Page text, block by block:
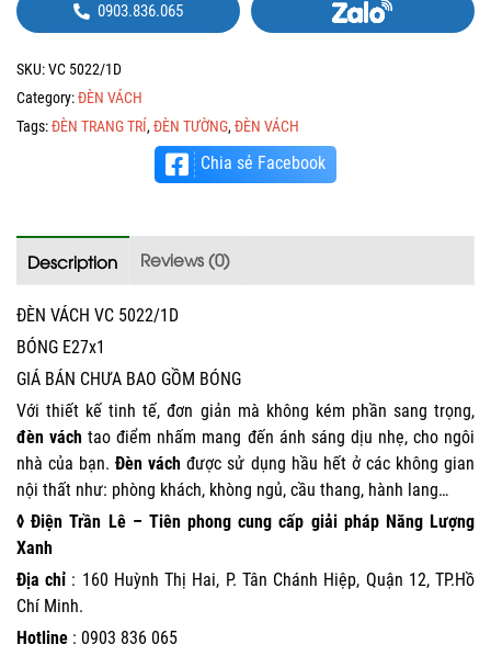
0903.836.065
SKU:VC 5022/1D
Category:ĐÈN VÁCH
Tags:ĐÈN TRANG TRÍ, ĐÈN TƯỜNG, ĐÈN VÁCH
Chia sẻ Facebook
Description Reviews (0)
ĐÈN VÁCH VC 5022/1D
BÓNG E27x1
GIÁ BÁN CHƯA BAO GỒM BÓNG
Với thiết kế tinh tế, đơn giản mà không kém phần sang trọng,
đèn váchtao điểm nhấm mang đến ánh sáng dịu nhẹ, cho ngôi
nhà của bạn. Đèn vách được sử dụng hầu hết ở các không gian
nội thất như: phòng khách, khòng ngủ, cầu thang, hành lang…
◊ Điện Trần Lê – Tiên phong cung cấp giải pháp Năng Lượng
Xanh
Địa chỉ : 160 Huỳnh Thị Hai, P. Tân Chánh Hiệp, Quận 12, TP.Hồ
Chí Minh.
Hotline : 0903 836 065